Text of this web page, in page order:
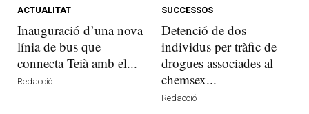
ACTUALITAT
Inauguració d’una nova
línia de bus que
connecta Teià amb el...
Redacció
SUCCESSOS
Detenció de dos
individus per tràfic de
drogues associades al
chemsex...
Redacció